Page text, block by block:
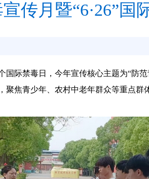
传月暨“6·26”国
国际禁毒日，今年宣传核心主题为“防
焦青少年、农村中老年群众等重点群